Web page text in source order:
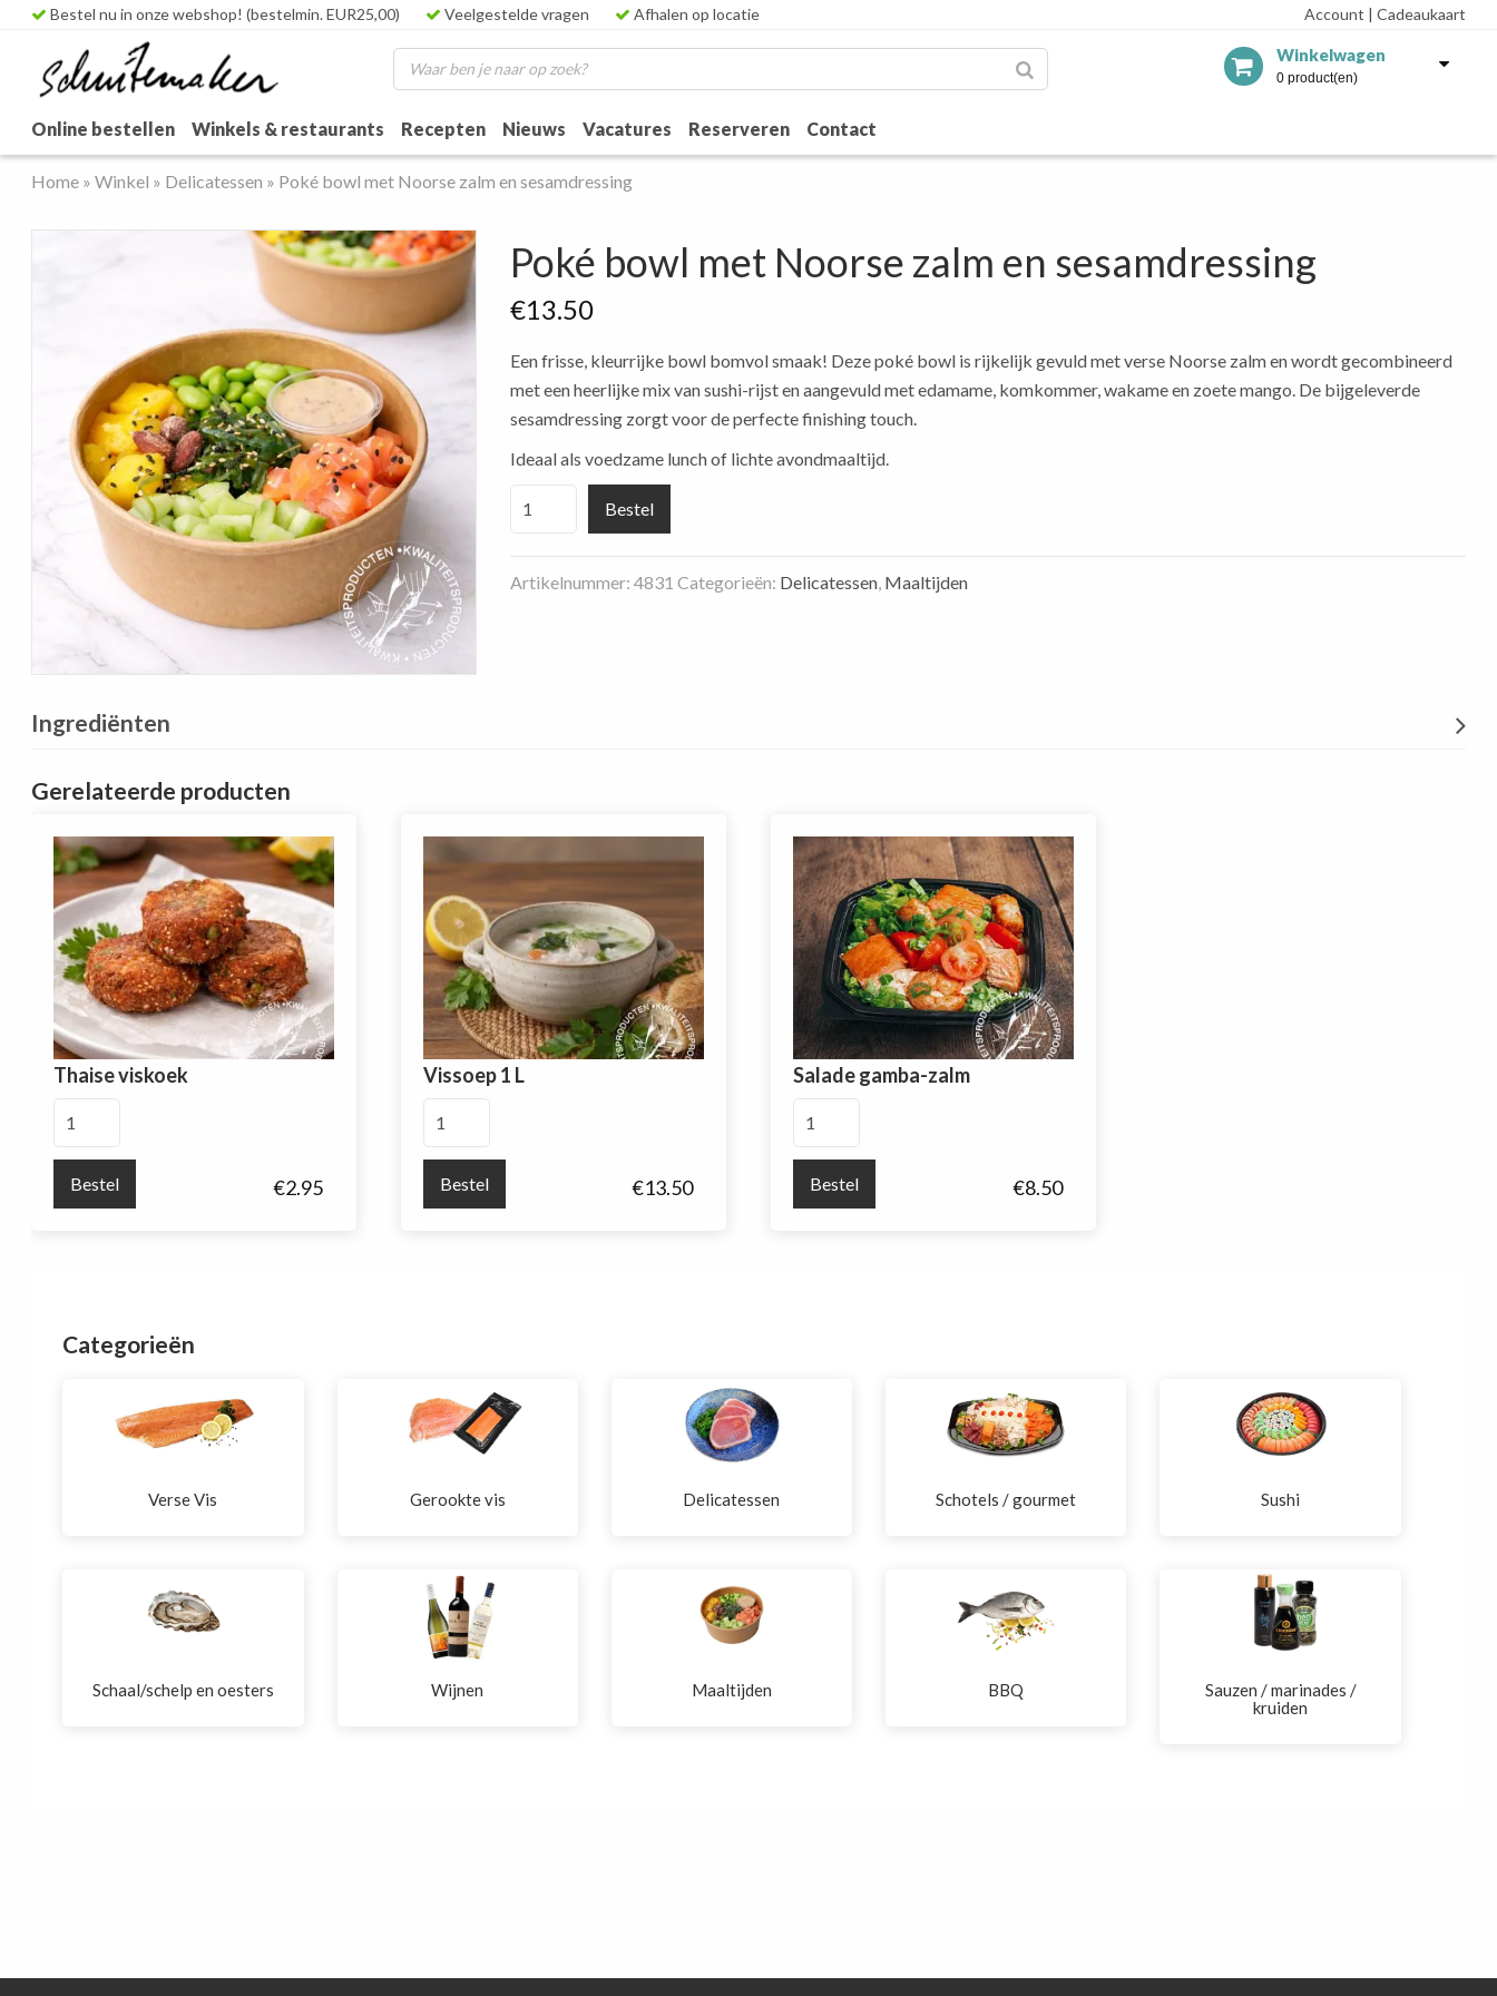
Bestel nu in onze webshop! (bestelmin. EUR25,00) Veelgestelde vragen Afhalen op locatie Account | Cadeaukaart
Winkelwagen
0 product(en)
Online bestellen Winkels & restaurants Recepten Nieuws Vacatures Reserveren Contact
Home »Winkel » Delicatessen » Poké bowl met Noorse zalm en sesamdressing
Poké bowl met Noorse zalm en sesamdressing
€13.50
Een frisse, kleurrijke bowl bomvol smaak! Deze poké bowl is rijkelijk gevuld met verse Noorse zalm en wordt gecombineerd
met een heerlijke mix van sushi-rijst en aangevuld met edamame, komkommer, wakame en zoete mango. De bijgeleverde
sesamdressing zorgt voor de perfecte finishing touch.
Ideaal als voedzame lunch of lichte avondmaaltijd.
Noorse
Bestel
Artikelnummer:4831 Categorieën: Delicatessen, Maaltijden
Ingrediënten
Gerelateerde producten
Thaise viskoek
€2.95
Bestel
Vissoep 1 L
€13.50
aantal
Bestel
Salade gamba-zalm
€8.50
aantal
Bestel
Categorieën
Verse Vis Gerookte vis Delicatessen Schotels / gourmet Sushi
Schaal/schelp en oesters Wijnen Maaltijden BBQ
Sauzen / marinades /
kruiden